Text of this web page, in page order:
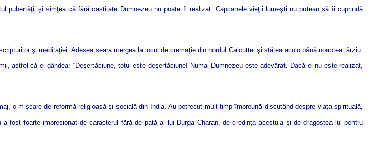
şi simţea că fără castitate Dumnezeu nu poate fi realizat. Capcanele vieţii lumeşti nu puteau să îi cuprindă
şi meditaţiei. Adesea seara mergea la locul de cremaţie din nordul Calcuttei şi stătea acolo până noaptea târziu.
astfel că el gândea: “Deşertăciune, totul este deşertăciune! Numai Dumnezeu este adevărat. Dacă el nu este realizat,
o mişcare de reformă religioasă şi socială din India. Au petrecut mult timp împreună discutând despre viaţa spirituală,
fost foarte impresionat de caracterul fără de pată al lui Durga Charan, de credinţa acestuia şi de dragostea lui pentru